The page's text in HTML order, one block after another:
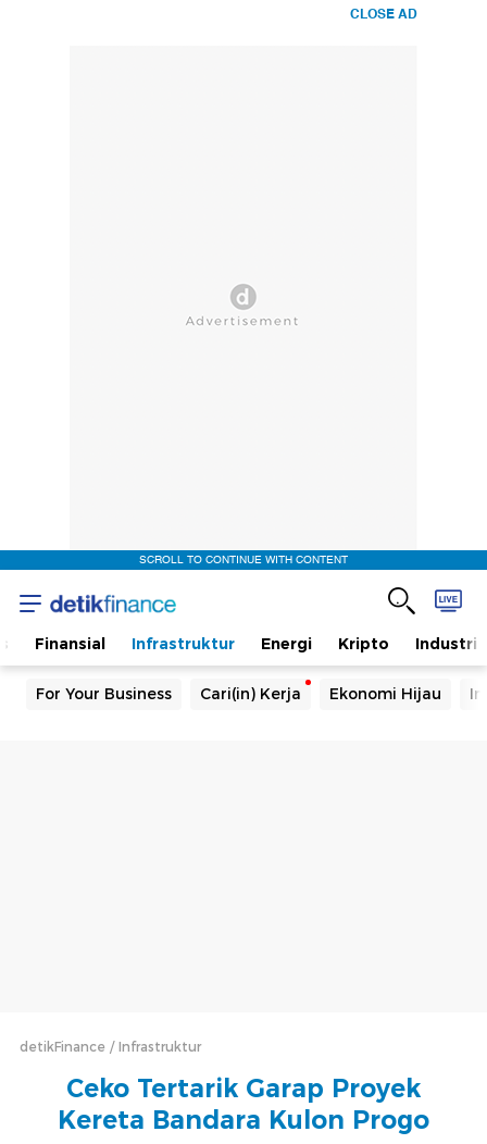
CLOSE AD
SCROLL TO CONTINUE WITH CONTENT
Finansial Infrastruktur Energi Kripto Industri
For Your Business Cari(in) Kerja Ekonomi Hijau
detikFinance Infrastruktur
Ceko Tertarik Garap Proyek
Kereta Bandara Kulon Progo